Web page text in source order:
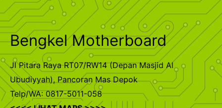
Bengkel Motherboard
Jl Pitara Raya RT07/RW14 (Depan Masjid Al
Ubudiyyah), Pancoran Mas Depok
Telp/WA: 0817-5011-058